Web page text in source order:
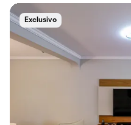
Exclusivo